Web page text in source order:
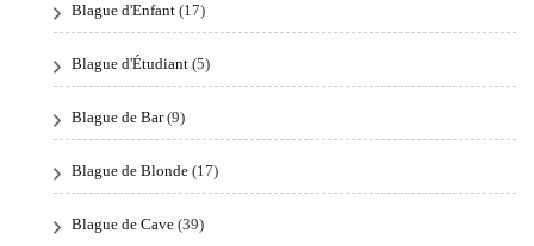
Blague d'Enfant (17)
Blague d'Étudiant (5)
Blague de Bar(9)
Blague de Blonde (17)
Blague de Cave (39)